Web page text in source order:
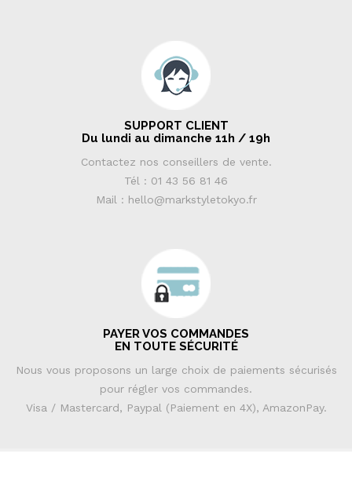
SUPPORT CLIENT
Du lundi au dimanche 11h / 19h
Contactez nos conseillers de vente.
Tél : 01 43 56 81 46
Mail : hello@markstyletokyo.fr
PAYER VOS COMMANDES
EN TOUTE SÉCURITÉ
Nous vous proposons un large choix de paiements sécurisés
pour régler vos commandes.
Visa / Mastercard, Paypal (Paiement en 4X), AmazonPay.